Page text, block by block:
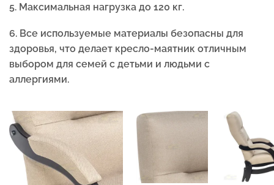
5. Максимальная нагрузка до 120 кг.
6. Все используемые материалы безопасны для
здоровья, что делает кресло-маятник отличным
выбором для семей с детьми и людьми с
аллергиями.